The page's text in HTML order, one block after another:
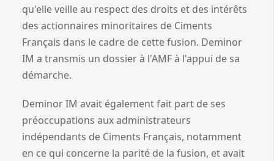
qu'elle veille au respect des droits et des intérêts
des actionnaires minoritaires de Ciments
Français dans le cadre de cette fusion. Deminor
IM a transmis un dossier à l'AMF à l'appui de sa
démarche.
Deminor IM avait également fait part de ses
préoccupations aux administrateurs
indépendants de Ciments Français, notamment
en ce qui concerne la parité de la fusion, et avait